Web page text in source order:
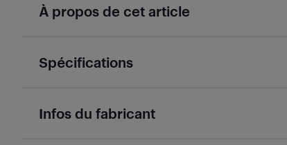
À propos de cet article
Spécifications
Infos du fabricant